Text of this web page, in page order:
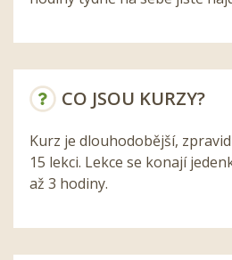
CO JSOU KURZY?
Kurz je dlouhodobější,
15 lekci. Lekce se konají
až 3 hodiny.